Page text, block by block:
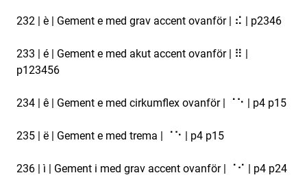
232 | è | Gement e med grav accent ovanför | ⠮ | p2346
233 | é | Gement e med akut accent ovanför | ⠿ |
p123456
234 | ê | Gement e med cirkumflex ovanför | ⠈⠑ | p4 p15
235 | ë | Gement e med trema | ⠈⠑ | p4 p15
236 | ì | Gement i med grav accent ovanför | ⠈⠊ | p4 p24